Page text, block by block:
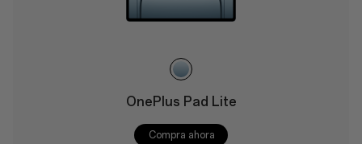
OnePlus Pad Lite
Compra ahora